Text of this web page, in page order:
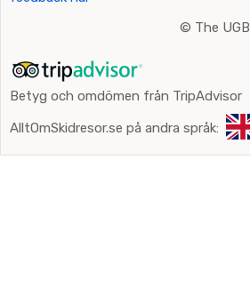
© The
Betyg och omdömen från TripAdvisor
AlltOmSkidresor.se på andra språk: